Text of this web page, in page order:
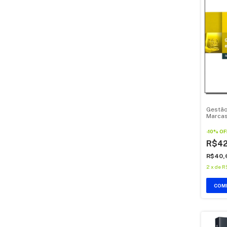
Marcas
-10%
2 x de